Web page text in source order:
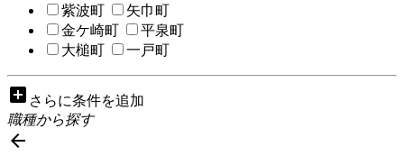
紫波町
矢巾町
金ケ崎町
平泉町
大槌町
一戸町
add_box さらに条件を追加
職種から探す
